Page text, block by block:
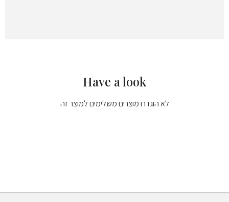
Have a look
לא הוגדרו מוצרים משלימים למוצר זה